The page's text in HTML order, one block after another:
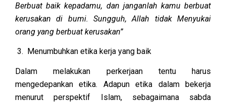
Berbuat baik kepadamu, dan janganlah kamu berbuat
kerusakan di bumi. Sungguh, Allah tidak Menyukai
orang yang berbuat kerusakan”
3. Menumbuhkan etika kerja yang baik
Dalam melakukan perkerjaan tentu harus
mengedepankan etika. Adapun etika dalam bekerja
menurut perspektif Islam, sebagaimana sabda